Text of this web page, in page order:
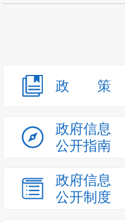
政策
政府信息
公开指南
政府信息
公开制度